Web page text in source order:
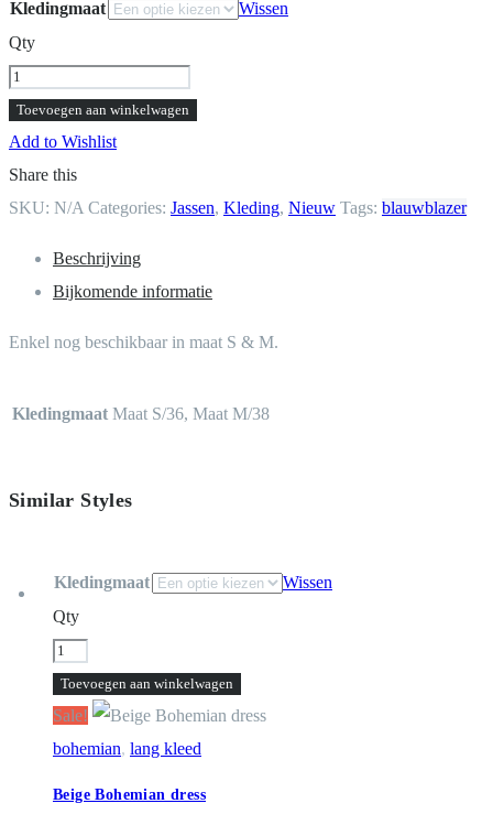
Kledingmaat
Wissen
Qty
Blazer
(royal
bleu)
aantal
Toevoegen aan winkelwagen
Add to Wishlist
Share this
SKU: N/A Categories: Jassen, Kleding, Nieuw Tags: blauwblazer
Beschrijving
Bijkomende informatie
Enkel nog beschikbaar in maat S & M.
Kledingmaat Maat S/36, Maat M/38
Similar Styles
Kledingmaat
Wissen
Qty
Beige
Bohemian
dress
aantal
Toevoegen aan winkelwagen
Sale!
bohemian, lang kleed
Beige Bohemian dress